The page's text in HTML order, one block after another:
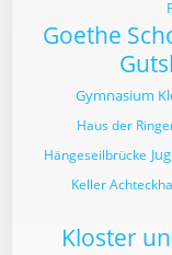
Goethe
Gymnasium
Haus der
Hängeseilbrücke
Keller
Kloster